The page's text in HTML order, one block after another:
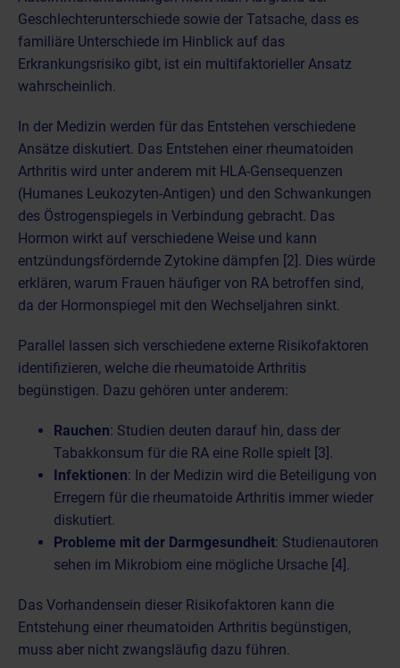
Geschlechterunterschiede sowie der Tatsache, dass es
familiäre Unterschiede im Hinblick auf das
Erkrankungsrisiko gibt, ist ein multifaktorieller Ansatz
wahrscheinlich.
In der Medizin werden für das Entstehen verschiedene
Ansätze diskutiert. Das Entstehen einer rheumatoiden
Arthritis wird unter anderem mit HLA-Gensequenzen
(Humanes Leukozyten-Antigen) und den Schwankungen
des Östrogenspiegels in Verbindung gebracht. Das
Hormon wirkt auf verschiedene Weise und kann
entzündungsfördernde Zytokine dämpfen [2]. Dies würde
erklären, warum Frauen häufiger von RA betroffen sind,
da der Hormonspiegel mit den Wechseljahren sinkt.
Parallel lassen sich verschiedene externe Risikofaktoren
identifizieren, welche die rheumatoide Arthritis
begünstigen. Dazu gehören unter anderem:
Rauchen: Studien deuten darauf hin, dass der
Tabakkonsum für die RA eine Rolle spielt [3].
Infektionen: In der Medizin wird die Beteiligung von
Erregern für die rheumatoide Arthritis immer wieder
diskutiert.
Probleme mit der Darmgesundheit: Studienautoren
sehen im Mikrobiom eine mögliche Ursache [4].
Das Vorhandensein dieser Risikofaktoren kann die
Entstehung einer rheumatoiden Arthritis begünstigen,
muss aber nicht zwangsläufig dazu führen.